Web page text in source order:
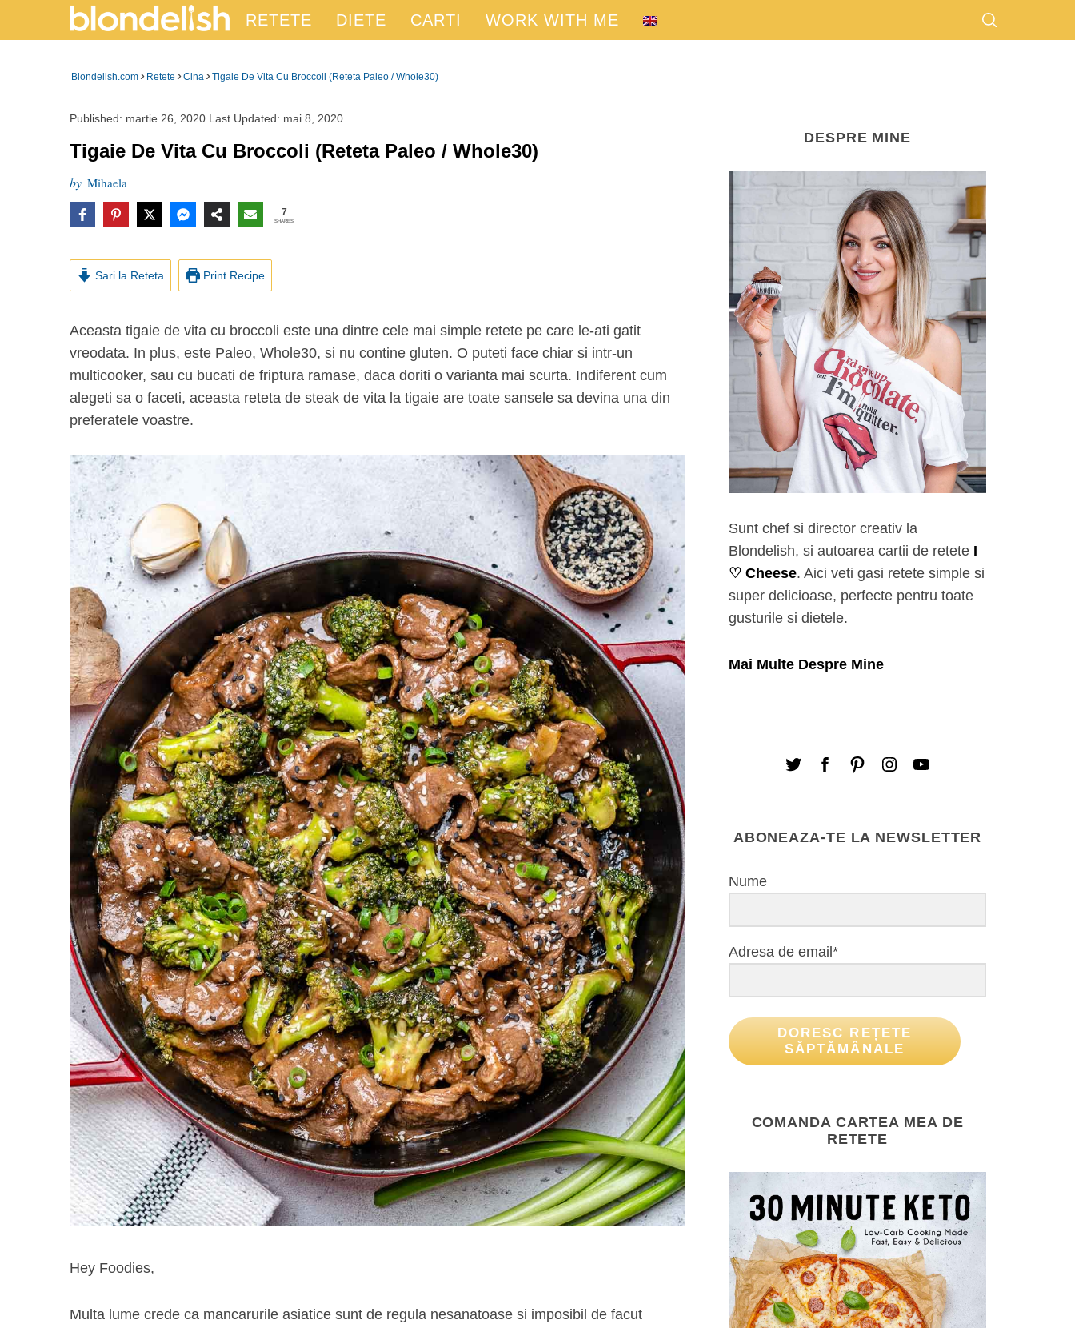
RETETE DIETE CARTI WORK WITH ME
Blondelish.com › Retete ›Cina ›Tigaie De Vita Cu Broccoli (Reteta Paleo / Whole30)
Published: martie 26, 2020 Last Updated: mai 8, 2020
Tigaie De Vita Cu Broccoli (Reteta Paleo / Whole30)
by Mihaela
7
SHARES
Sari la Reteta Print Recipe
Aceasta tigaie de vita cu broccoli este una dintre cele mai simple retete pe care le-ati gatit
vreodata. In plus, este Paleo, Whole30, si nu contine gluten. O puteti face chiar si intr-un
multicooker, sau cu bucati de friptura ramase, daca doriti o varianta mai scurta. Indiferent cum
alegeti sa o faceti, aceasta reteta de steak de vita la tigaie are toate sansele sa devina una din
preferatele voastre.
Hey Foodies,
Multa lume crede ca mancarurile asiatice sunt de regula nesanatoase si imposibil de facut
DESPRE MINE
Sunt chef si director creativ la
Blondelish, si autoarea cartii de retete I
♡ Cheese. Aici veti gasi retete simple si
super delicioase, perfecte pentru toate
gusturile si dietele.
Mai Multe Despre Mine
ABONEAZA-TE LA NEWSLETTER
Nume
Adresa de email*
DORESC REȚETE
SĂPTĂMÂNALE
COMANDA CARTEA MEA DE
RETETE